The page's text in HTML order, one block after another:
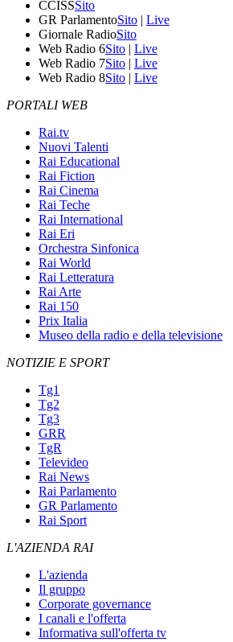
CCISSSito
GR ParlamentoSito | Live
Giornale RadioSito
Web Radio 6Sito | Live
Web Radio 7Sito | Live
Web Radio 8Sito | Live
PORTALI WEB
Rai.tv
Nuovi Talenti
Rai Educational
Rai Fiction
Rai Cinema
Rai Teche
Rai International
Rai Eri
Orchestra Sinfonica
Rai World
Rai Letteratura
Rai Arte
Rai 150
Prix Italia
Museo della radio e della televisione
NOTIZIE E SPORT
Tg1
Tg2
Tg3
GRR
TgR
Televideo
Rai News
Rai Parlamento
GR Parlamento
Rai Sport
L'AZIENDA RAI
L'azienda
Il gruppo
Corporate governance
I canali e l'offerta
Informativa sull'offerta tv